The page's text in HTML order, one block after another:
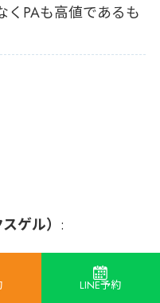
LINE予約
くPAも高値であるも
ゲル） :
用を持ちあわせて